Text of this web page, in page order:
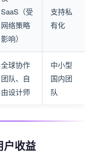
SaaS（受
网络策略
影响）
支持私
有化
全球协作
团队、自
由设计师
中小型
国内团
队
户收益